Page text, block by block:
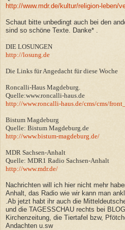
http://www.mdr.de/kultur/religion-leben/
Schaut bitte unbedingt auch bei den
sind so schöne Texte. Danke* .
DIE LOSUNGEN
http://losung.de
Die Links für Angedacht für diese Woche
Roncalli-Haus Magdeburg.
Quelle:www.roncalli-haus.de
http://www.roncalli-haus.de/cms/cms/
Bistum Magdeburg
Quelle: Bistum Magdeburg.de
http://www.bistum-magdeburg.de/
MDR Sachsen-Anhalt
Quelle: MDR1 Radio Sachsen-Anhalt
http://www.mdr.de/
Nachrichten will ich hier nicht mehr
Anhalt, das Radio wie wir kann man
.Ab jetzt habt ihr auch die
und die TAGESSCHAU rechts bei
Kirchenzeitung, die Tiertafel bzw,
Andachten u.sw